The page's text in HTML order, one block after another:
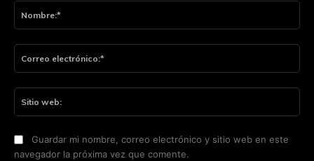
Guardar mi nombre, correo electrónico y sitio web en este
navegador la próxima vez que comente.